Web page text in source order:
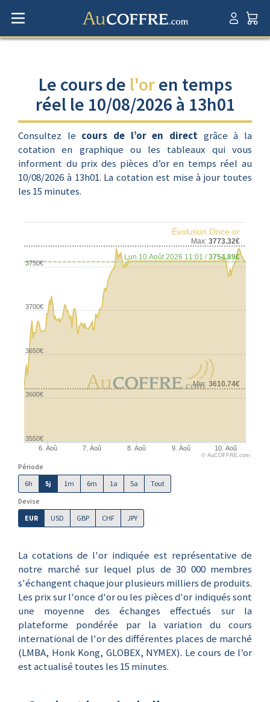
Le cours de l'oren temps
réel le 10/08/2026 à 13h01
Consultez le cours de l’or en direct grâce à la
cotation en graphique ou les tableaux qui vous
informent du prix des pièces d’or en temps réel au
10/08/2026 à 13h01. La cotation est mise à jour toutes
les 15 minutes.
Min: 3610.74€
Max: 3773.32€
Évolution Once or
Lun 10 Août 2026 11:01 /3754.89€
6. Aoû 7. Aoû 8. Aoû 9. Aoû 10. Aoû
3600€
3650€
3700€
3750€
3550€
© AuCOFFRE.com
Période
6h
5j 1m 6m 1a 5a
Tout
Devise
EUR
USD GBP CHF JPY
La cotations de l'or indiquée est représentative de
notre marché sur lequel plus de 30 000 membres
s'échangent chaque jour plusieurs milliers de produits.
Les prix sur l'once d'or ou les pièces d'or indiqués sont
une moyenne des échanges effectués sur la
plateforme pondérée par la variation du cours
international de l'or des différentes places de marché
(LMBA, Honk Kong, GLOBEX, NYMEX). Le cours de l’or
est actualisé toutes les 15 minutes.